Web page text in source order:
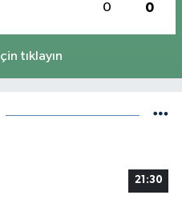
0 0
tıklayın
21:30